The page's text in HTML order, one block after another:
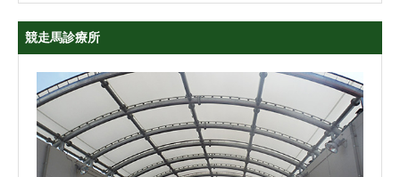
競走馬診療所